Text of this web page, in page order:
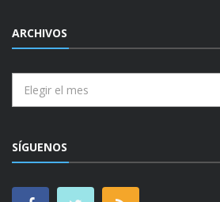
ARCHIVOS
SÍGUENOS